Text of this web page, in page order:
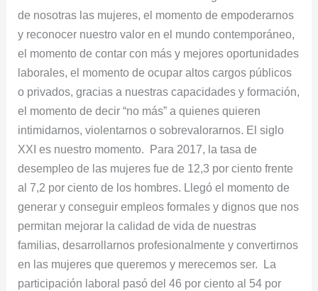
de nosotras las mujeres, el momento de empoderarnos
y reconocer nuestro valor en el mundo contemporáneo,
el momento de contar con más y mejores oportunidades
laborales, el momento de ocupar altos cargos públicos
o privados, gracias a nuestras capacidades y formación,
el momento de decir “no más” a quienes quieren
intimidarnos, violentarnos o sobrevalorarnos. El siglo
XXI es nuestro momento. Para 2017, la tasa de
desempleo de las mujeres fue de 12,3 por ciento frente
al 7,2 por ciento de los hombres. Llegó el momento de
generar y conseguir empleos formales y dignos que nos
permitan mejorar la calidad de vida de nuestras
familias, desarrollarnos profesionalmente y convertirnos
en las mujeres que queremos y merecemos ser. La
participación laboral pasó del 46 por ciento al 54 por